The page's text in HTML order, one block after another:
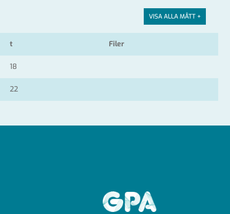
VISA ALLA MÅTT +
t Filer
18
22